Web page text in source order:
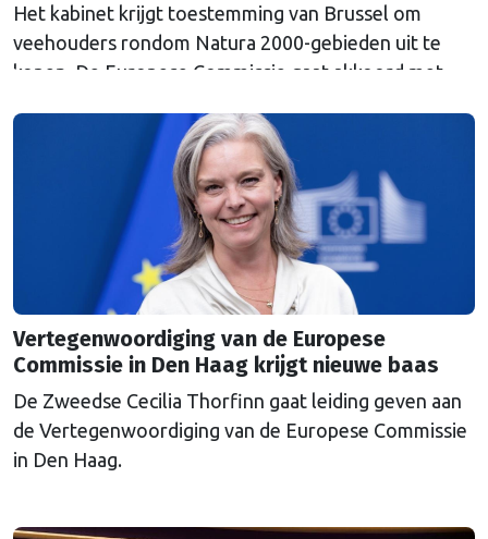
Het kabinet krijgt toestemming van Brussel om
veehouders rondom Natura 2000-gebieden uit te
kopen. De Europese Commissie gaat akkoord met
Vertegenwoordiging van de Europese
Commissie in Den Haag krijgt nieuwe baas
De Zweedse Cecilia Thorfinn gaat leiding geven aan
de Vertegenwoordiging van de Europese Commissie
in Den Haag.